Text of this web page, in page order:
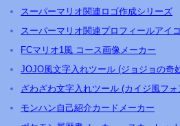
スーパーマリオ関連ロゴ作成シリーズ
スーパーマリオ関連プロフィールアイ
FCマリオ1風 コース画像メーカー
JOJO風文字入れツール (ジョジョの奇
ざわざわ文字入れツール (カイジ風フォ
モンハン自己紹介カードメーカー